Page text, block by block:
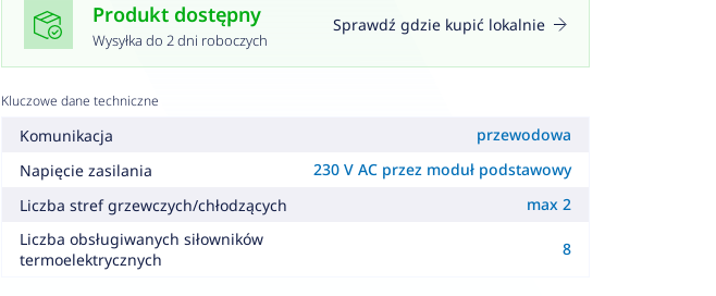
Produkt dostępny
Wysyłka do 2 dni roboczych
Sprawdź gdzie kupić lokalnie
Kluczowe dane techniczne
Komunikacja
przewodowa
Napięcie zasilania
230 V AC przez moduł podstawowy
Liczba stref grzewczych/chłodzących
max 2
Liczba obsługiwanych siłowników
termoelektrycznych
8